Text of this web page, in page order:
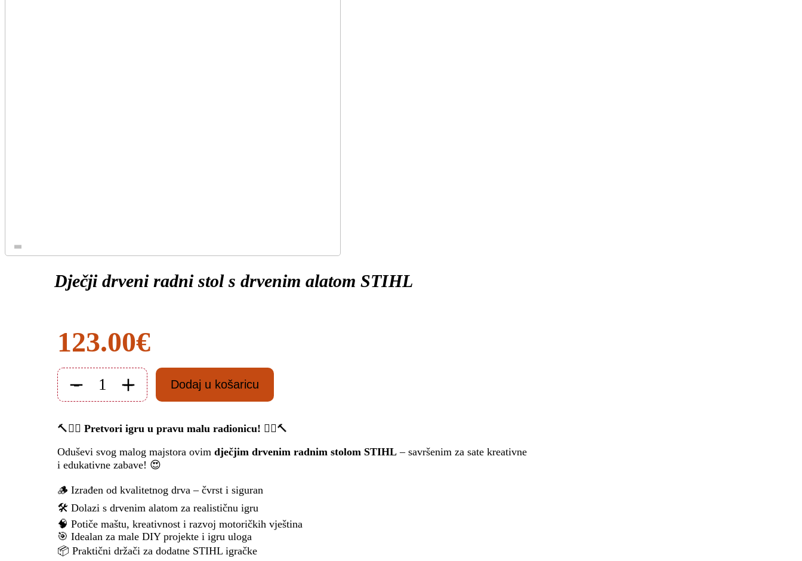
Dječji drveni radni stol s drvenim alatom STIHL
123.00€
-
Dječji
drveni
s
alatom
STIHL
+ Dodaj u košaricu
🔨👷‍♂️ Pretvori igru u pravu malu radionicu! 👷‍♀️🔨
Oduševi svog malog majstora ovim dječjim drvenim radnim stolom STIHL – savršenim za sate kreativne
i edukativne zabave! 😍
🪵 Izrađen od kvalitetnog drva – čvrst i siguran
🛠️ Dolazi s drvenim alatom za realističnu igru
🧠 Potiče maštu, kreativnost i razvoj motoričkih vještina
🎯 Idealan za male DIY projekte i igru uloga
📦 Praktični držači za dodatne STIHL igračke